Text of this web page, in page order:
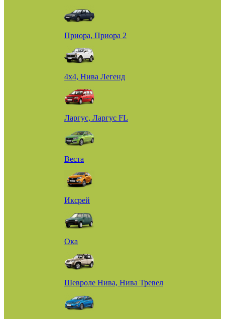
Приора, Приора 2
4х4, Нива Легенд
Ларгус, Ларгус FL
Веста
Иксрей
Ока
Шевроле Нива, Нива Тревел